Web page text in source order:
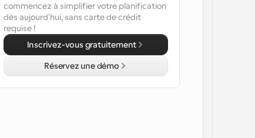
commencez à simplifier votre planification
dès aujourd'hui, sans carte de crédit
requise !
Inscrivez-vous gratuitement
Réservez une démo